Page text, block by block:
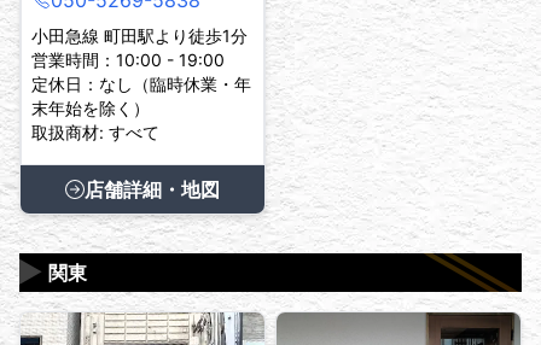
小田急線 町田駅より徒歩1分
営業時間：10:00 - 19:00
定休日：なし（臨時休業・年
末年始を除く）
取扱商材: すべて
店舗詳細・地図
関東
▶